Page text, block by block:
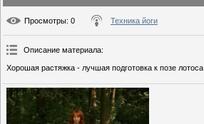
Просмотры: 0 Техника йоги
Описание материала:
Хорошая растяжка - лучшая подготовка к позе лотоса.